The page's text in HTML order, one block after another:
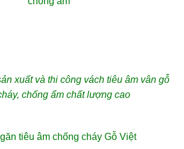
xuất và thi công vách tiêu âm vân gỗ
chống ẩm chất lượng cao